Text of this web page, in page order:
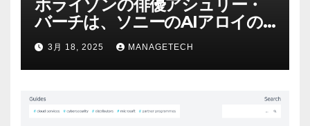
ホライゾンの俳優アシュリー・
バーチは、ソニーのAIアロイの
ビデオを見て「ゲームパフォー
マンスという芸術形式に不安を
感じた」と語る – IGN
3月 18, 2025 MANAGETECH